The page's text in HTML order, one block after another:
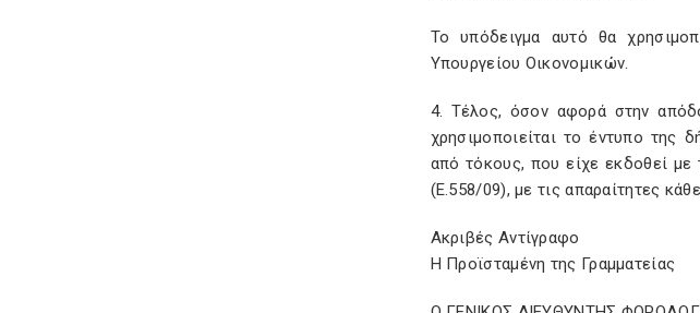
Το υπόδειγμα αυτό θα
Υπουργείου Οικονομικών.
4. Τέλος, όσον αφορά στην
χρησιμοποιείται το έντυπο της
από τόκους, που είχε εκδοθεί
(Ε.558/09), με τις απαραίτητες
Ακριβές Αντίγραφο
Η Προϊσταμένη της Γραμματείας